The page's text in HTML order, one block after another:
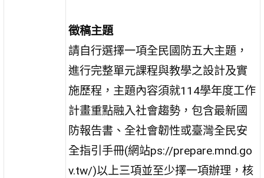
徵稿主題
請自行選擇一項全民國防五大主題，
進行完整單元課程與教學之設計及實
施歷程，主題內容須就114學年度工作
計畫重點融入社會趨勢，包含最新國
防報告書、全社會韌性或臺灣全民安
全指引手冊(網站ps://prepare.mnd.go
v.tw/)以上三項並至少擇一項辦理，核